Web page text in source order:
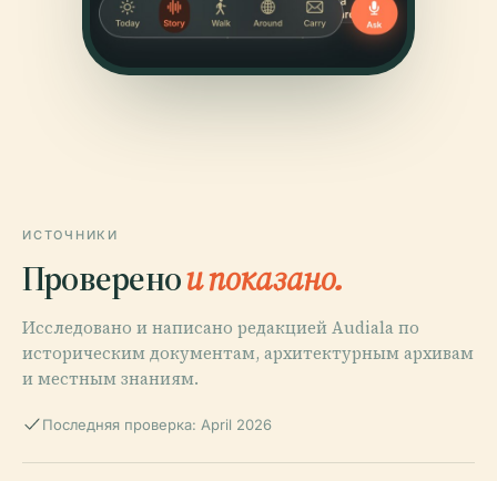
ИСТОЧНИКИ
Проверенои показано.
Исследовано и написано редакцией Audiala по
историческим документам, архитектурным архивам
и местным знаниям.
Последняя проверка: April 2026